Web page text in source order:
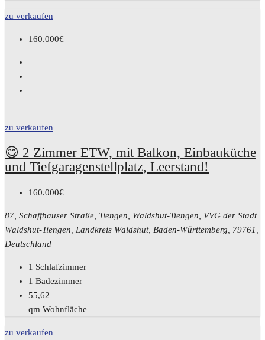
zu verkaufen
160.000€
zu verkaufen
😋 2 Zimmer ETW, mit Balkon, Einbauküche
und Tiefgaragenstellplatz, Leerstand!
160.000€
87, Schaffhauser Straße, Tiengen, Waldshut-Tiengen, VVG der Stadt
Waldshut-Tiengen, Landkreis Waldshut, Baden-Württemberg, 79761,
Deutschland
1 Schlafzimmer
1 Badezimmer
55,62
qm Wohnfläche
zu verkaufen